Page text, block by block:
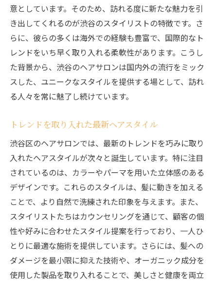
意としています。そのため、訪れる度に新たな魅力を引
き出してくれるのが渋谷のスタイリストの特徴です。さ
らに、彼らの多くは海外での経験も豊富で、国際的なト
レンドをいち早く取り入れる柔軟性があります。こうし
た背景から、渋谷のヘアサロンは国内外の流行をミック
スした、ユニークなスタイルを提供する場として、訪れ
る人々を常に魅了し続けています。
トレンドを取り入れた最新ヘアスタイル
渋谷区のヘアサロンでは、最新のトレンドを巧みに取り
入れたヘアスタイルが次々と誕生しています。特に注目
されているのは、カラーやパーマを用いた立体感のある
デザインです。これらのスタイルは、髪に動きを加える
ことで、より自然で洗練された印象を与えます。また、
スタイリストたちはカウンセリングを通じて、顧客の個
性や好みに合わせたスタイル提案を行っており、一人ひ
とりに最適な施術を提供しています。さらには、髪への
ダメージを最小限に抑えた技術や、オーガニック成分を
使用した製品を取り入れることで、美しさと健康を両立